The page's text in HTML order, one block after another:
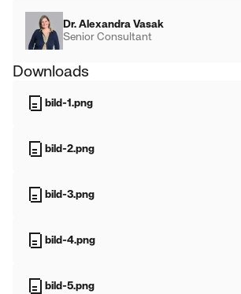
Dr. Alexandra Vasak
Senior Consultant
Downloads
bild-1.png
bild-2.png
bild-3.png
bild-4.png
bild-5.png